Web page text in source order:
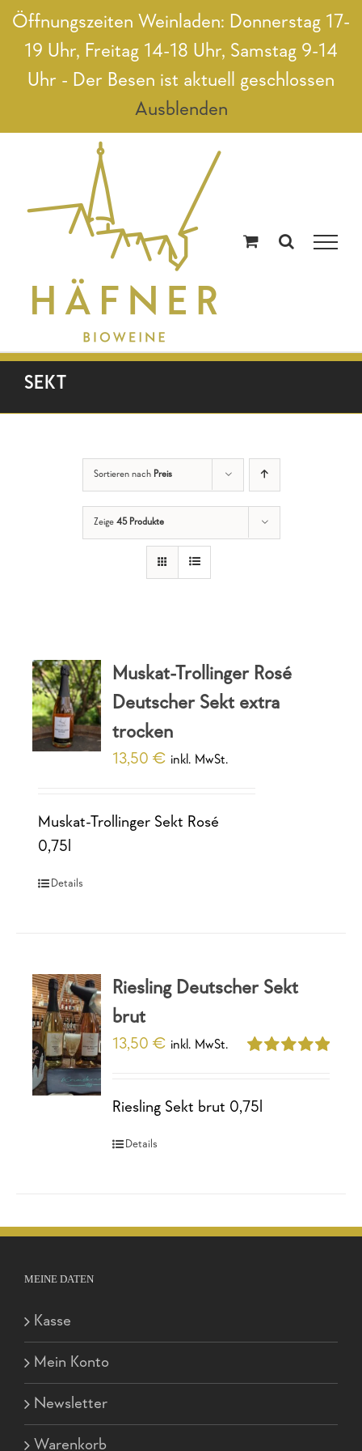
Zum
springen
SEKT
Sortieren nach Preis
Zeige 45 Produkte
Muskat-Trollinger Rosé
Deutscher Sekt extra
trocken
13,50€ inkl. MwSt.
Muskat-Trollinger Sekt Rosé
0,75l
Details
Riesling Deutscher Sekt
brut
5
13,50€ inkl. MwSt.
Riesling Sekt brut 0,75l
Details
MEINE DATEN
Kasse
Mein Konto
Newsletter
Warenkorb
Öffnungszeiten Weinladen: Donnerstag 17-
19 Uhr, Freitag 14-18 Uhr, Samstag 9-14
Uhr - Der Besen ist aktuell geschlossen
Ausblenden